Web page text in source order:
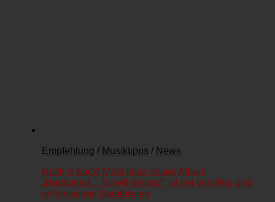
Empfehlung / Musiktipps / News
Rock is back! Metallicas neues Album
„Hardwired… to self-distruct“ ist frei von Pop und
sinfonischen Spielereien